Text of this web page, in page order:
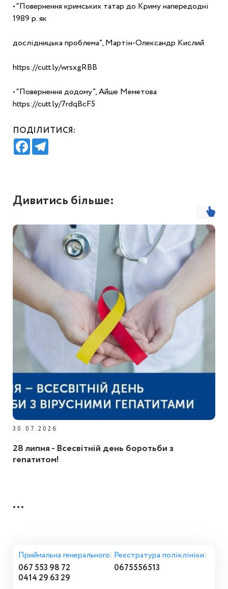
• “Повернення кримських татар до Криму напередодні
1989 р. як
дослідницька проблема”, Мартін-Олександр Кислий
https://cutt.ly/wrsxgRBB
• “Повернення додому”, Айше Меметова
https://cutt.ly/7rdqBcF5
ПОДІЛИТИСЯ:
Facebook
Дивитись більше:
30.07.2026
28 липня - Всесвітній день боротьби з
гепатитом!
...
Приймальна генерального:
067 553 98 72
0414 29 63 29
Реєстратура поліклініки:
0675556513